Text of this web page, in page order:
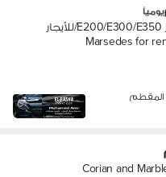
يومياً
مرسيدس بنز E200/E300/E350/للأيجار
المقطم
Corian and